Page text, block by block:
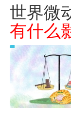
世界微
有什么